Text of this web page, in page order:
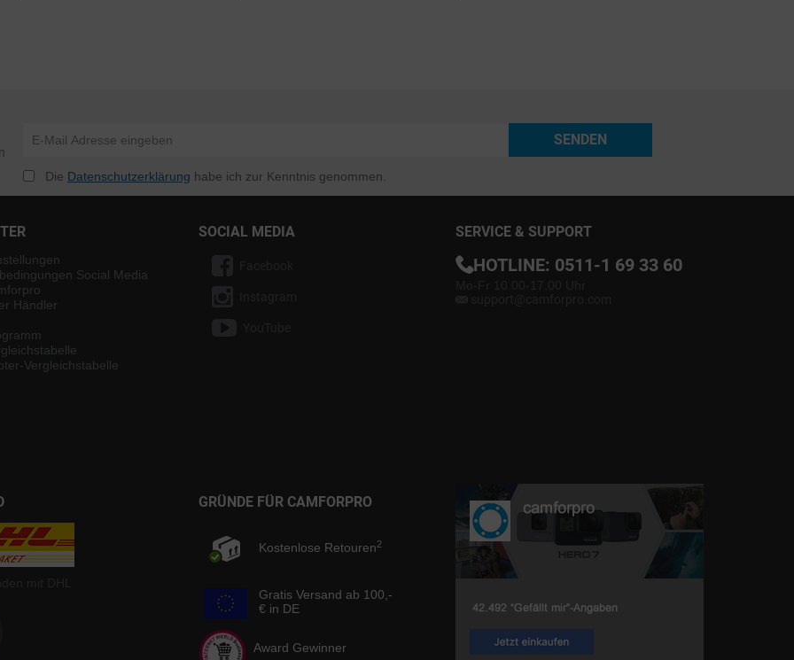
SENDEN
Die Datenschutzerklärung habe ich zur Kenntnis genommen.
Social Media
Händler
Vergleichstabelle
SOCIAL MEDIA SERVICE & SUPPORT
HOTLINE: 0511-1 69 33 60
GRÜNDE FÜR CAMFORPRO
Kostenlose Retouren2
Gratis Versand ab 100,-
€ in DE
Award Gewinner